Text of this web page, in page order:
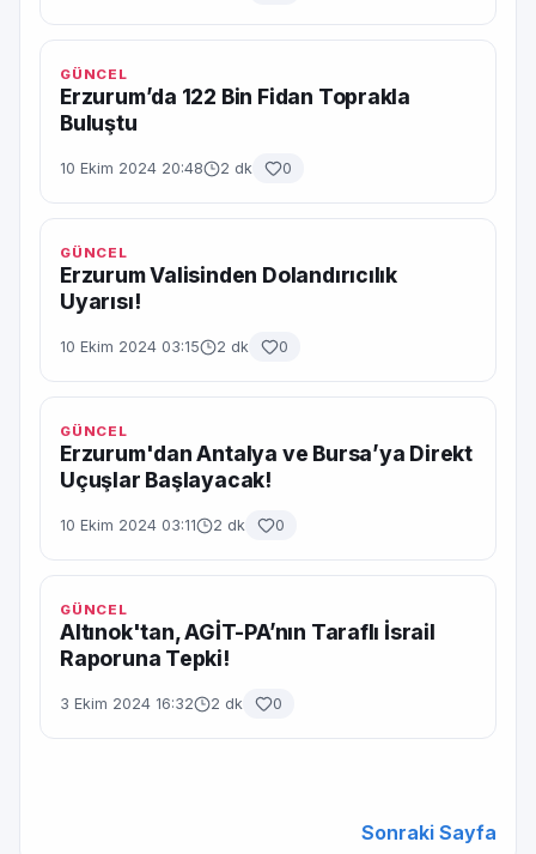
GÜNCEL
Erzurum’da 122 Bin Fidan Toprakla
Buluştu
10 Ekim 2024 20:48 2 dk 0
GÜNCEL
Erzurum Valisinden Dolandırıcılık
Uyarısı!
10 Ekim 2024 03:15 2 dk 0
GÜNCEL
Erzurum'dan Antalya ve Bursa’ya Direkt
Uçuşlar Başlayacak!
10 Ekim 2024 03:11 2 dk 0
GÜNCEL
Altınok'tan, AGİT-PA’nın Taraflı İsrail
Raporuna Tepki!
3 Ekim 2024 16:32 2 dk 0
Sonraki Sayfa